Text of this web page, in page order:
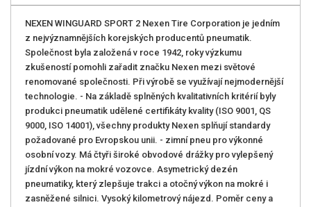
NEXEN WINGUARD SPORT 2 Nexen Tire Corporation je jedním
z nejvýznamnějších korejských producentů pneumatik.
Společnost byla založená v roce 1942, roky výzkumu
zkušeností pomohli zařadit značku Nexen mezi světové
renomované společnosti. Při výrobě se využívají nejmodernější
technologie. - Na základě splněných kvalitativních kritérií byly
produkci pneumatik udělené certifikáty kvality (ISO 9001, QS
9000, ISO 14001), všechny produkty Nexen splňují standardy
požadované pro Evropskou unii. - zimní pneu pro výkonné
osobní vozy. Má čtyři široké obvodové drážky pro vylepšený
jízdní výkon na mokré vozovce. Asymetrický dezén
pneumatiky, který zlepšuje trakci a otočný výkon na mokré i
zasněžené silnici. Vysoký kilometrový nájezd. Poměr ceny a